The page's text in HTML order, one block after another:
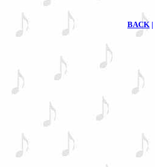
BACK |